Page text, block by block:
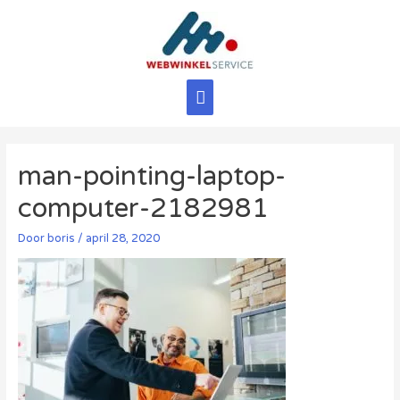
Hoofdmenu
man-pointing-laptop-
computer-2182981
Doorboris / april 28, 2020